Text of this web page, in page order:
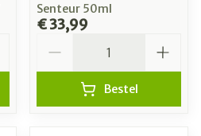
Senteur 50ml
€ 33,99
Bestel